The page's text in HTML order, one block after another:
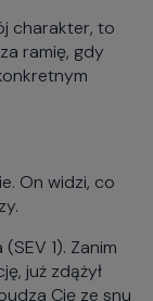
charakter, to
ramię, gdy
On widzi, co
1). Zanim
już zdążył
Cię ze snu